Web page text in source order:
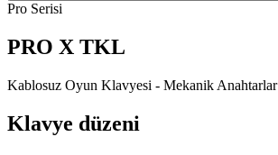
Pro Serisi
PRO X TKL
Kablosuz Oyun Klavyesi - Mekanik Anahtarlar
Klavye düzeni